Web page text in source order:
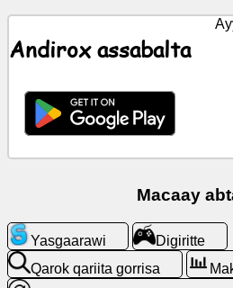
WalalGPT
angaarawitte
Qarok
qariita
gorrisa
Andirox assabalta
Macaay
Yasgaarawi
Digiritte
Qarok qariita gorrisa